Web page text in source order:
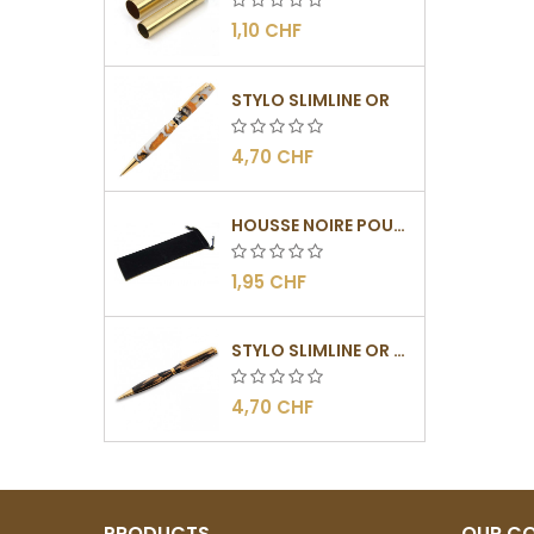
1,10 CHF
STYLO SLIMLINE OR
4,70 CHF
HOUSSE NOIRE POUR STYLOS
1,95 CHF
STYLO SLIMLINE OR - BARRETTE PLATE
4,70 CHF